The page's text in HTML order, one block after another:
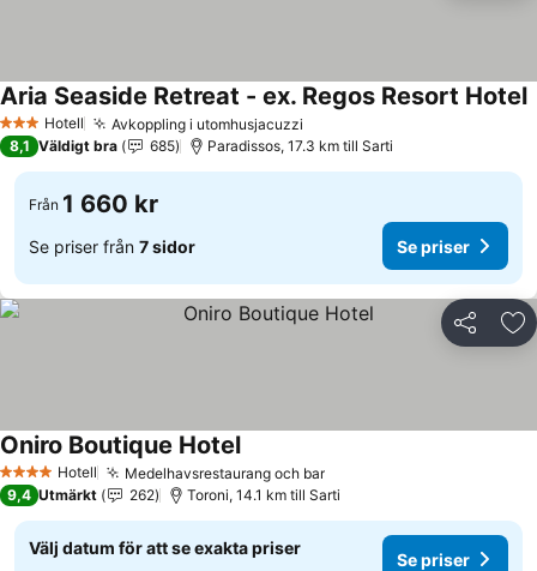
3 StjärnorHotell Avkoppling i utomhusjacuzzi
Aria Seaside Retreat - ex. Regos Resort Hotel
8,1 Väldigt bra 685 Paradissos, 17.3 km till Sarti
Från 1 660 kr
Se priser från 7 sidor Se priser
Dela
4 StjärnorHotell Medelhavsrestaurang och barSe priser
Oniro Boutique HotelSe priser
9,4 Utmärkt 262 Toroni, 14.1 km till Sarti
Välj datum för att se exakta priser
Se priser